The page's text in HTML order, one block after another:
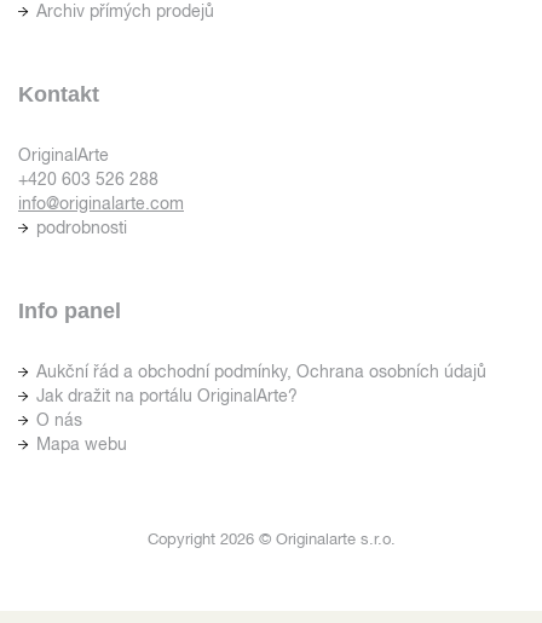
Archiv přímých prodejů
Kontakt
OriginalArte
+420 603 526 288
info@originalarte.com
podrobnosti
Info panel
Aukční řád a obchodní podmínky, Ochrana osobních údajů
Jak dražit na portálu OriginalArte?
O nás
Mapa webu
Copyright 2026 © Originalarte s.r.o.